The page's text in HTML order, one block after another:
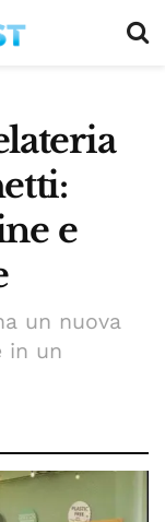
e
un nuova
in un